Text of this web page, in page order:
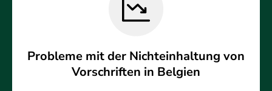
Probleme mit der Nichteinhaltung von
Vorschriften in Belgien